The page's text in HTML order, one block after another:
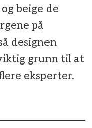
beige de
på
designen
grunn til at
eksperter.